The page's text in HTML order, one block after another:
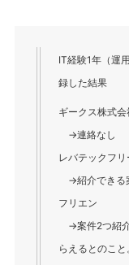
IT経験1年（運
録した結果
ギークス株式会
→連絡なし
レバテックフリ
→紹介できる
フリエン
→案件2つ紹介
らえるとのこと